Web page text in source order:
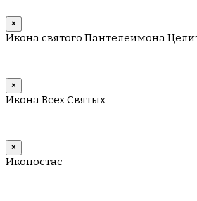
×
Икона святого Пантелеимона
×
Икона Всех Святых
×
Иконостас